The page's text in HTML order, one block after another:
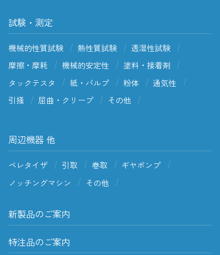
試験・測定
機械的性質試験 熱性質試験
透湿性試験
摩擦・摩耗
機械的安定性
塗料・接着剤
タックテスタ
紙・パルプ 粉体
通気性
引掻
屈曲・クリープ その他
周辺機器 他
ペレタイザ 引取 巻取
ギヤポンプ
ノッチングマシン
その他
新製品のご案内
特注品のご案内